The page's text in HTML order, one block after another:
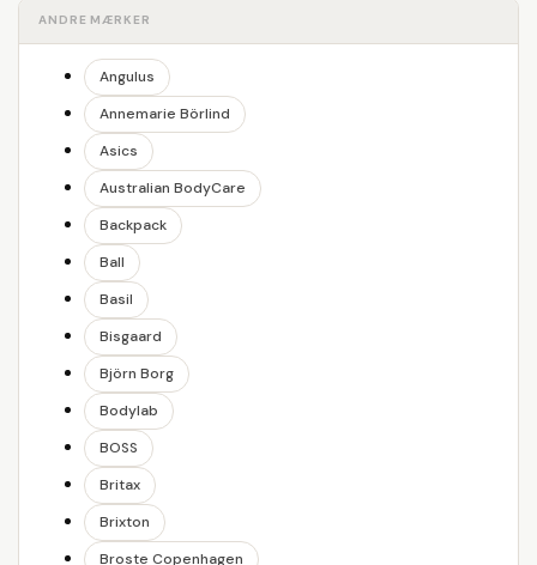
ANDRE MÆRKER
Angulus
Annemarie Börlind
Asics
Australian BodyCare
Backpack
Ball
Basil
Bisgaard
Björn Borg
Bodylab
BOSS
Britax
Brixton
Broste Copenhagen